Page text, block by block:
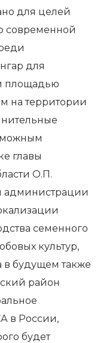
для целей
современной
для
площадью
на территории
главы
О.П.
администрации
семенного
культур,
в будущем также
район
в России,
будет